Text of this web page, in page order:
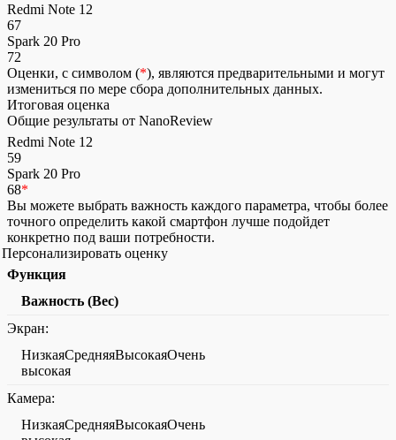
Redmi Note 12
67
Spark 20 Pro
72
Оценки, с символом (*), являются предварительными и могут
измениться по мере сбора дополнительных данных.
Итоговая оценка
Общие результаты от NanoReview
Redmi Note 12
59
Spark 20 Pro
68*
Вы можете выбрать важность каждого параметра, чтобы более
точного определить какой смартфон лучше подойдет
конкретно под ваши потребности.
Персонализировать оценку
Функция
Важность (Вес)
Экран:
НизкаяСредняяВысокаяОчень
высокая
Камера:
НизкаяСредняяВысокаяОчень